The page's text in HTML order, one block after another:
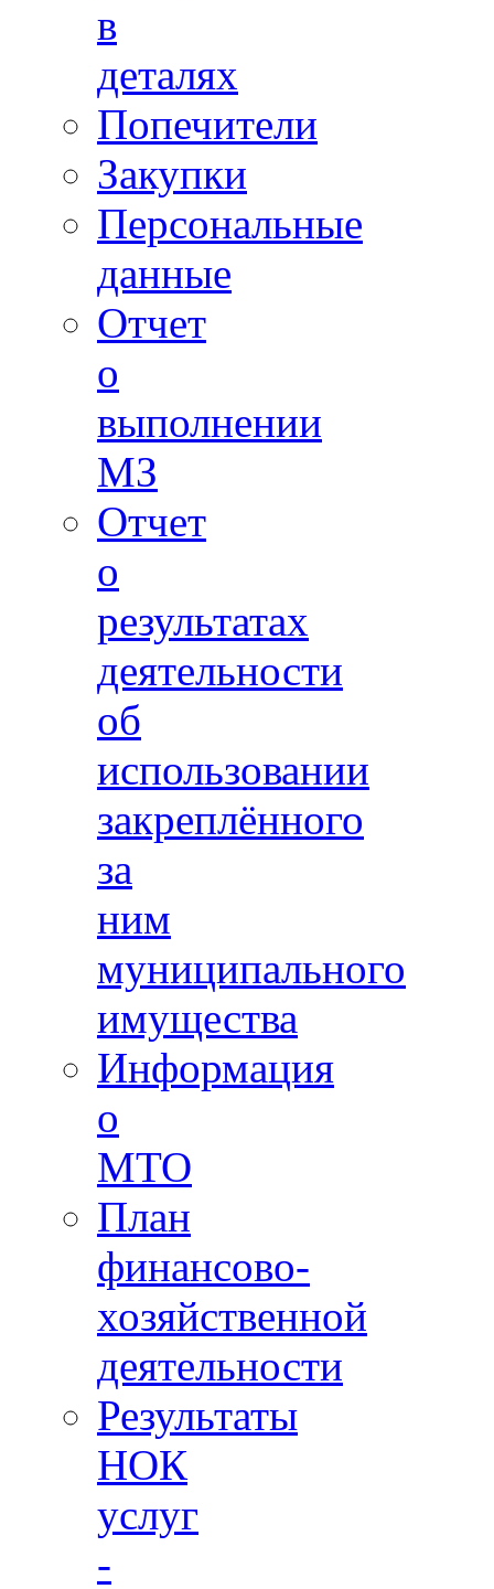
в
деталях
Попечители
Закупки
Персональные
данные
Отчет
о
выполнении
МЗ
Отчет
о
результатах
деятельности
об
использовании
закреплённого
за
ним
муниципального
имущества
Информация
о
МТО
План
финансово-
хозяйственной
деятельности
Результаты
НОК
услуг
-